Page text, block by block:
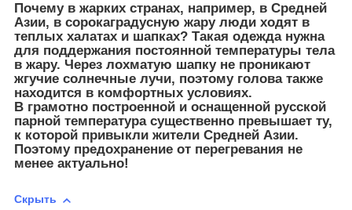
Почему в жарких странах, например, в Средней
Азии, в сорокаградусную жару люди ходят в
теплых халатах и шапках? Такая одежда нужна
для поддержания постоянной температуры тела
в жару. Через лохматую шапку не проникают
жгучие солнечные лучи, поэтому голова также
находится в комфортных условиях.
В грамотно построенной и оснащенной русской
парной температура существенно превышает ту,
к которой привыкли жители Средней Азии.
Поэтому предохранение от перегревания не
менее актуально!
Скрыть